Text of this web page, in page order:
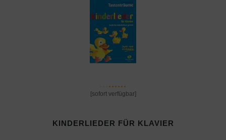
[sofort verfügbar]
KINDERLIEDER FÜR KLAVIER